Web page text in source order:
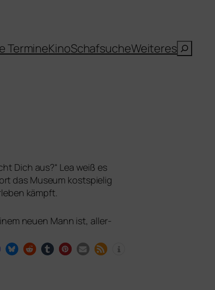
TermineKinoSchafsucheWeiteresSuchen
Dich aus?“ Lea weiß es
das Museum kost­spie­lig
kämpft.
neu­en Mann ist, aller­